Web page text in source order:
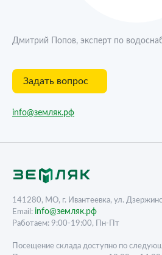
Дмитрий Попов, эксперт по
Задать вопрос
info@земляк.рф
141280, МО, г. Ивантеевка, ул.
Email: info@земляк.рф
Работаем: 9:00-19:00, Пн-Пт
Посещение склада доступно по